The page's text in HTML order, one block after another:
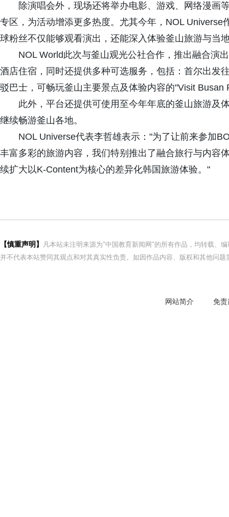
除演唱会外，现场还将举办电影、游戏、网络漫画
专区，为活动增添更多热度。尤其今年，NOL
球粉丝不仅能够观看演出，还能深入体验釜山旅游与当
NOL World此次与釜山观光公社合作，推出融合演
酒店住宿，同时还提供多种可选服务，包括：首尔出发
驳巴士，可畅玩釜山主要景点及体验内容的"Visit Busan
此外，平台还提供可使用至今年年底的釜山旅游及
继续畅游釜山各地。
NOL Universe代表李哲雄表示："为了让前来参加
丰富多彩的旅游内容，我们特别推出了融合旅行与内容
续扩大以K-Content为核心的差异化韩国旅游体验。"
【慎重声明】
凡本站未注明来源为"中国教育新闻网"的所有作品，均转载、
并不代表本站赞同其观点和对其真实性负责。如因作品内容、版权和其他问
网站简介 免责